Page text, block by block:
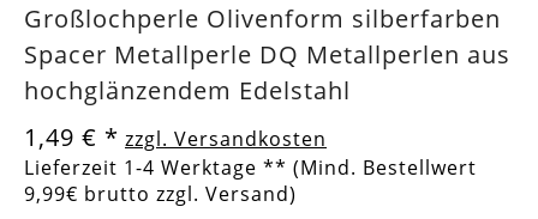
Großlochperle Olivenform silberfarben
Spacer Metallperle DQ Metallperlen aus
hochglänzendem Edelstahl
1,49 € * zzgl. Versandkosten
Lieferzeit 1-4 Werktage ** (Mind. Bestellwert
9,99€ brutto zzgl. Versand)